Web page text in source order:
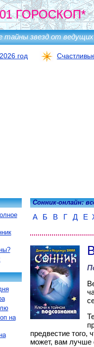
ГОРОСКОП*
тайны звезд от
2026 год
Сонник-онлайн:
А Б В Г Д Е
предвестие того,
может, вам лучше
на